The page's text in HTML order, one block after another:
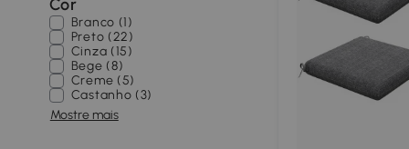
Cor
Branco (1)
Preto (22)
Cinza (15)
Bege (8)
Creme (5)
Castanho (3)
Mostre mais